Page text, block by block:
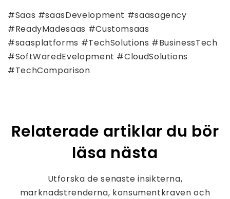
#Saas #saasDevelopment #saasagency
#ReadyMadesaas #Customsaas
#saasplatforms #TechSolutions #BusinessTech
#SoftWaredEvelopment #CloudSolutions
#TechComparison
Relaterade artiklar du bör
läsa nästa
Utforska de senaste insikterna,
marknadstrenderna, konsumentkraven och